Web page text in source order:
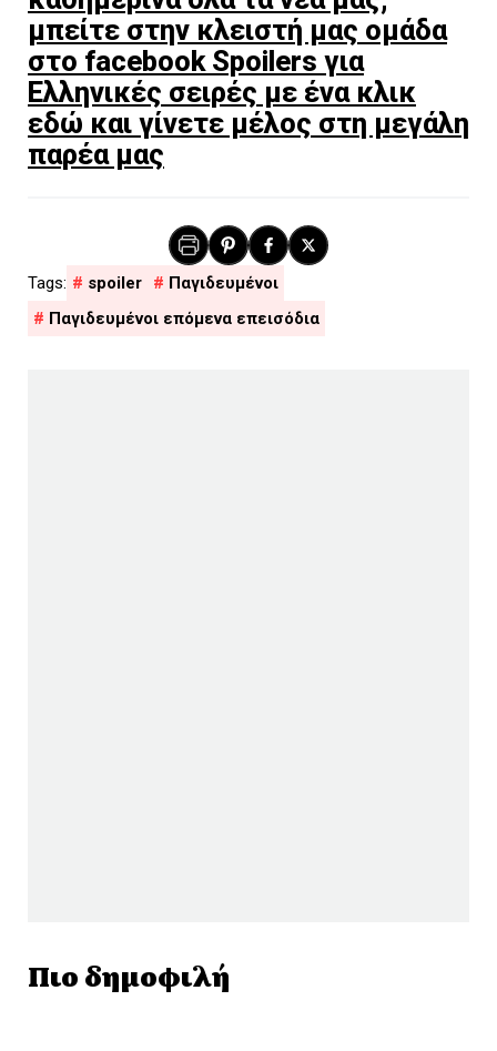
μπείτε στην κλειστή μας ομάδα
στο facebook Spoilers για
Ελληνικές σειρές με ένα κλικ
εδώ και γίνετε μέλος στη μεγάλη
παρέα μας
spoiler
Παγιδευμένοι
Παγιδευμένοι επόμενα επεισόδια
Πιο δημοφιλή